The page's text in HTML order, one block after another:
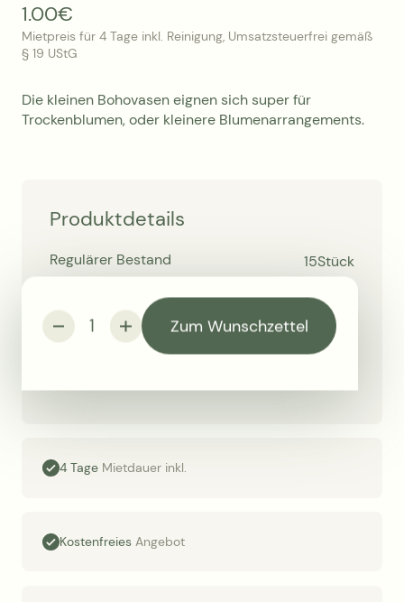
1.00€
Mietpreis für 4 Tage inkl. Reinigung, Umsatzsteuerfrei gemäß
§ 19 UStG
Die kleinen Bohovasen eignen sich super für
Trockenblumen, oder kleinere Blumenarrangements.
Zum Wunschzettel
Produktdetails
Regulärer Bestand 15Stück
6 cm
Höhe 12 cm
4 Tage Mietdauer inkl.
KostenfreiesAngebot